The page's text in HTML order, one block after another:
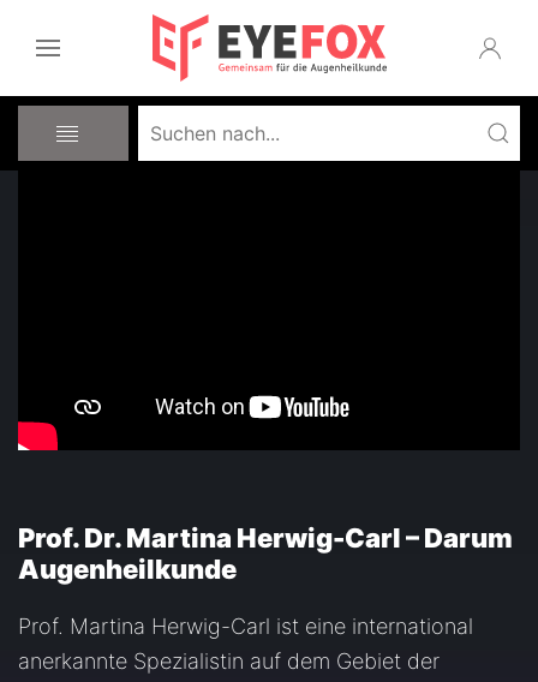
Prof. Dr. Martina Herwig-Carl – Darum
Augenheilkunde
Prof. Martina Herwig-Carl ist eine international
anerkannte Spezialistin auf dem Gebiet der